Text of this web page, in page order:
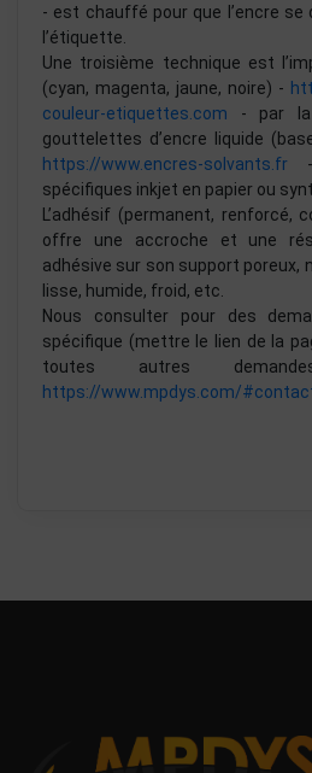
- est chauffé pour que l’encre
l’étiquette.
Une troisième technique est
(cyan, magenta, jaune, noire) -
couleur-etiquettes.com - par la
gouttelettes d’encre liquide
https://www.encres-solvants.fr -
spécifiques inkjet en papier ou
L’adhésif (permanent, renforcé,
offre une accroche et une
adhésive sur son support poreux,
lisse, humide, froid, etc.
Nous consulter pour des
spécifique (mettre le lien de la
toutes autres
https://www.mpdys.com/